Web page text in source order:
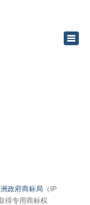
政府商标局 （IP
得专用商标权